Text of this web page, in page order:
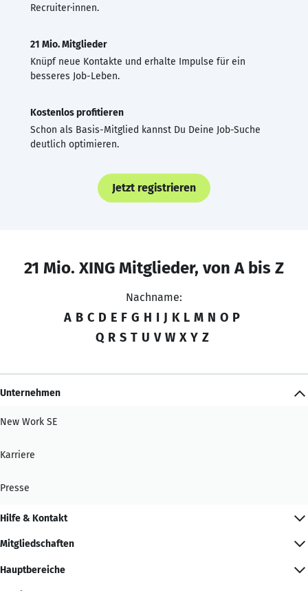
Recruiter·innen.
21 Mio. Mitglieder
Knüpf neue Kontakte und erhalte Impulse für ein
besseres Job-Leben.
Kostenlos profitieren
Schon als Basis-Mitglied kannst Du Deine Job-Suche
deutlich optimieren.
Jetzt registrieren
21 Mio. XING Mitglieder, von A bis Z
Nachname:
A B C D E F G H I J K L M N O P
Q R S T U V W X Y Z
Unternehmen
New Work SE
Karriere
Presse
Hilfe & Kontakt
Mitgliedschaften
Hauptbereiche